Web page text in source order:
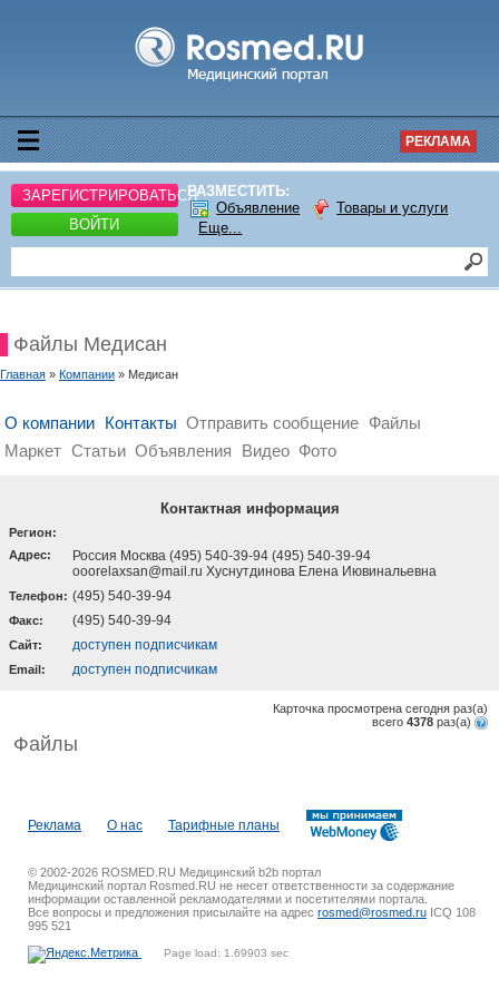
РЕКЛАМА
ЗАРЕГИСТРИРОВАТЬСЯ
ВОЙТИ
РАЗМЕСТИТЬ:
Объявление
Товары и услуги
Еще...
Файлы Медисан
Главная » Компании » Медисан
О компании Контакты Отправить сообщение Файлы
Маркет Статьи Объявления Видео Фото
Контактная информация
Регион:
Адрес:
Россия Москва (495) 540-39-94 (495) 540-39-94
ooorelaxsan@mail.ru Хуснутдинова Елена Иювинальевна
Телефон: (495) 540-39-94
Факс: (495) 540-39-94
Cайт: доступен подписчикам
Email: доступен подписчикам
Карточка просмотрена сегодня раз(a)
всего 4378 раз(a)
Файлы
Реклама О нас Тарифные планы
© 2002-2026 ROSMED.RU Медицинский b2b портал
Медицинский портал Rosmed.RU не несет ответственности за содержание
информации оставленной рекламодателями и посетителями портала.
Все вопросы и предложения присылайте на адрес rosmed@rosmed.ru ICQ 108
995 521
Page load: 1.69903 sec